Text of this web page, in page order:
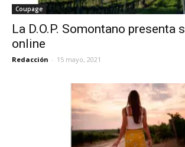
Coupage
La D.O.P. Somontano presenta
online
Redacción - 15 mayo, 2021